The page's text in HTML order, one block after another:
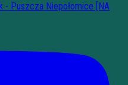
- Puszcza Niepołomice [NA